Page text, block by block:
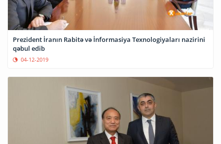
Prezident İranın Rabitə və İnformasiya Texnologiyaları nazirini
qəbul edib
04-12-2019